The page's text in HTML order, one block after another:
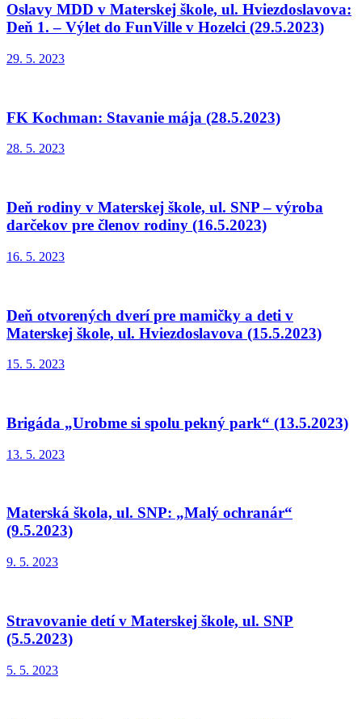
Oslavy MDD v Materskej škole, ul. Hviezdoslavova:
Deň 1. – Výlet do FunVille v Hozelci (29.5.2023)
29. 5. 2023
FK Kochman: Stavanie mája (28.5.2023)
28. 5. 2023
Deň rodiny v Materskej škole, ul. SNP – výroba
darčekov pre členov rodiny (16.5.2023)
16. 5. 2023
Deň otvorených dverí pre mamičky a deti v
Materskej škole, ul. Hviezdoslavova (15.5.2023)
15. 5. 2023
Brigáda „Urobme si spolu pekný park“ (13.5.2023)
13. 5. 2023
Materská škola, ul. SNP: „Malý ochranár“
(9.5.2023)
9. 5. 2023
Stravovanie detí v Materskej škole, ul. SNP
(5.5.2023)
5. 5. 2023